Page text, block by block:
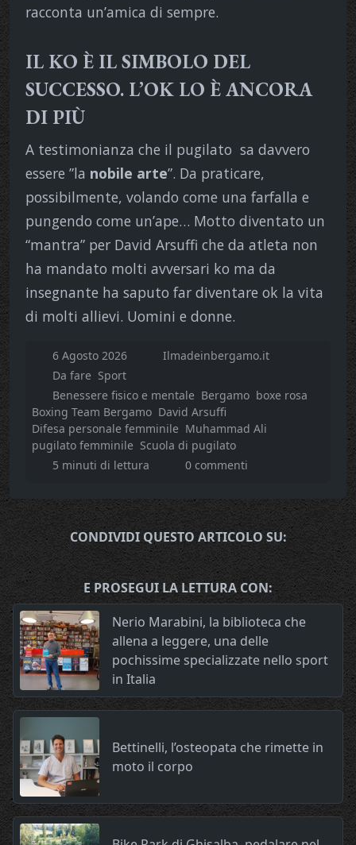
racconta un’amica di sempre.
IL KO È IL SIMBOLO DEL
SUCCESSO. L’OK LO È ANCORA
DI PIÙ
A testimonianza che il pugilato sa davvero
essere ”la nobile arte”. Da praticare,
possibilmente, volando come una farfalla e
pungendo come un’ape… Motto diventato un
“mantra” per David Arsuffi che da atleta non
ha mandato molti avversari ko ma da
insegnante ha saputo far diventare ok la vita
di molti allievi. Uomini e donne.
6 Agosto 2026
Ilmadeinbergamo.it
Da fare Sport
Benessere fisico e mentale Bergamo boxe rosa
Boxing Team Bergamo David Arsuffi
Difesa personale femminile Muhammad Ali
pugilato femminile Scuola di pugilato
5 minuti di lettura
0 commenti
CONDIVIDI QUESTO ARTICOLO SU:
E PROSEGUI LA LETTURA CON:
Nerio Marabini, la biblioteca che
allena a leggere, una delle
pochissime specializzate nello sport
in Italia
Bettinelli, l’osteopata che rimette in
moto il corpo